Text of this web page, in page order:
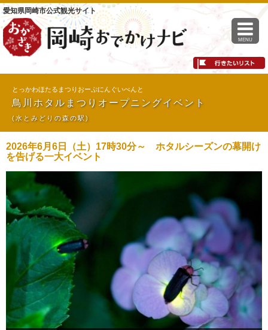
愛知県岡崎市公式観光サイト
MENU
とっかわほたるまつりおーぷにんぐいべんと
鳥川ホタルまつりオープニングイベント
(水とみどりの森の駅)
2026年6月6日（土）17時30分～ ホタルシーズンの幕開け
を告げる一大イベント